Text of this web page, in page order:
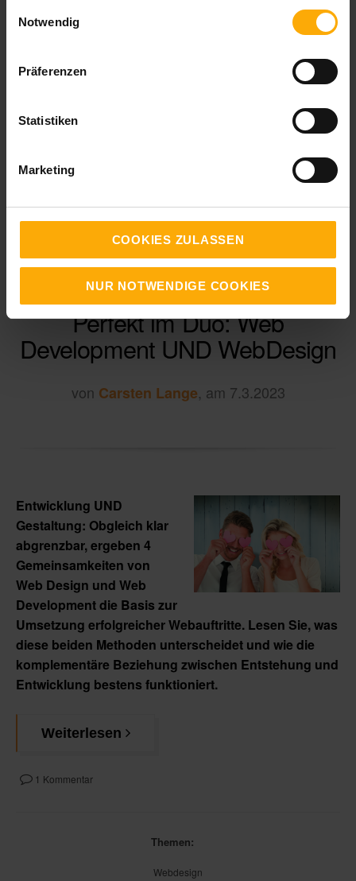
Notwendig
Präferenzen
Statistiken
Marketing
COOKIES ZULASSEN
NUR NOTWENDIGE COOKIES
Perfekt im Duo: Web
Development UND WebDesign
von Carsten Lange, am 7.3.2023
Entwicklung UND
Gestaltung: Obgleich klar
abgrenzbar, ergeben 4
Gemeinsamkeiten von
Web Design und Web
Development die Basis zur
Umsetzung erfolgreicher Webauftritte. Lesen Sie, was
diese beiden Methoden unterscheidet und wie die
komplementäre Beziehung zwischen Entstehung und
Entwicklung bestens funktioniert.
Weiterlesen
1 Kommentar
Themen:
Webdesign